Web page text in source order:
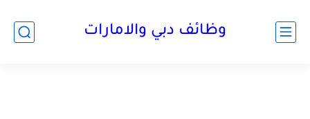
وظائف دبي والامارات